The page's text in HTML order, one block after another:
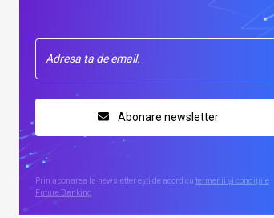
Abonare newsletter
Prin abonarea la newsletter ești de acord cu termenii și condițiile
Future Banking